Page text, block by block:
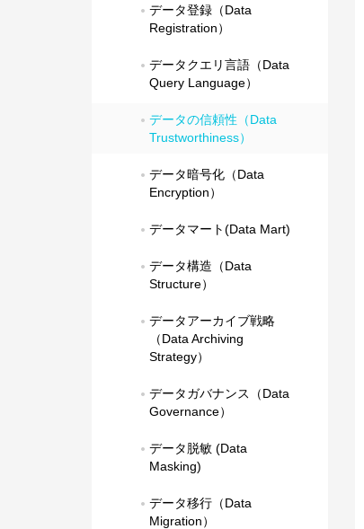
データ登録（Data
Registration）
データクエリ言語（Data
Query Language）
データの信頼性（Data
Trustworthiness）
データ暗号化（Data
Encryption）
データマート(Data Mart)
データ構造（Data
Structure）
データアーカイブ戦略
（Data Archiving
Strategy）
データガバナンス（Data
Governance）
データ脱敏 (Data
Masking)
データ移行（Data
Migration）